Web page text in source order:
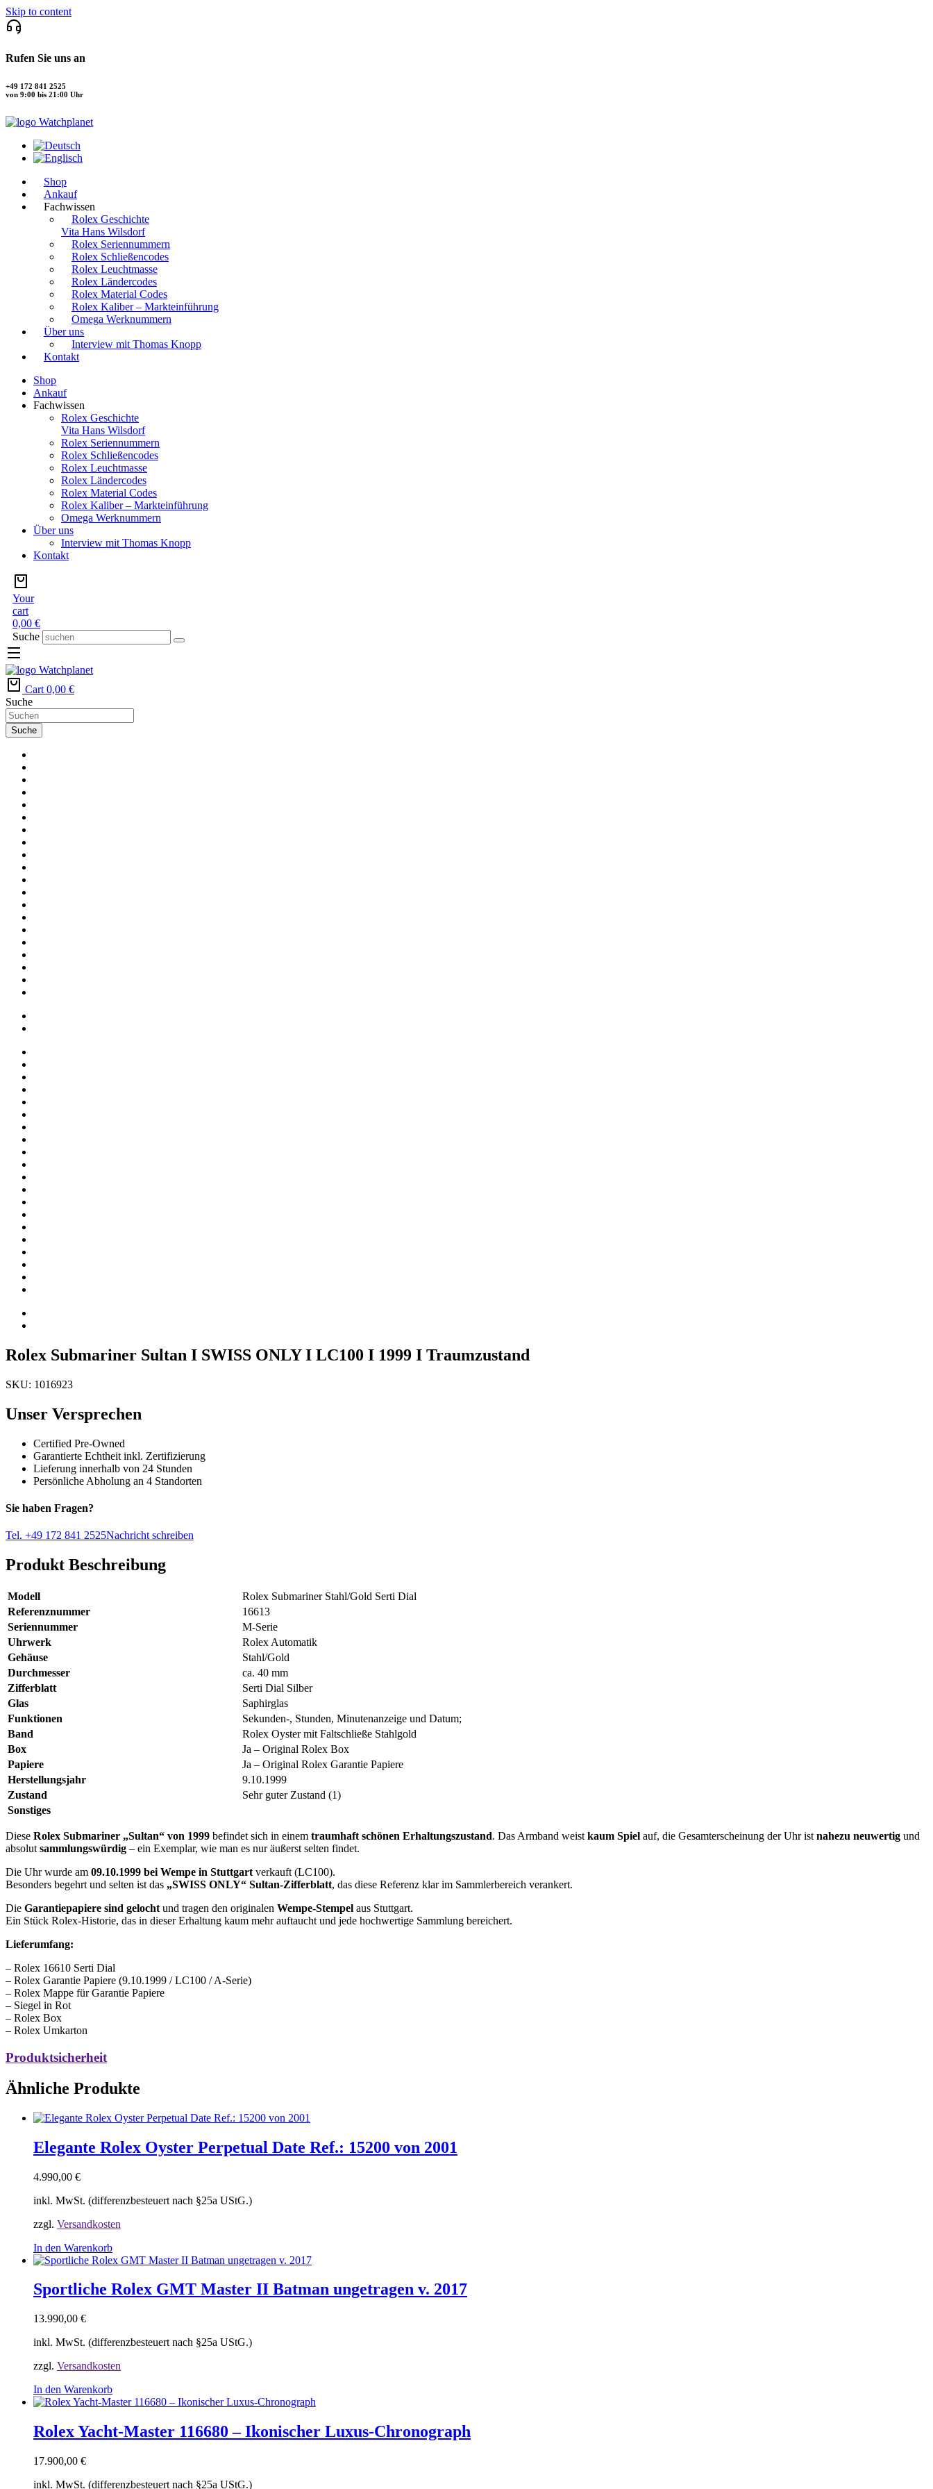
Skip to content
Rufen Sie uns an
+49 172 841 2525
von 9:00 bis 21:00 Uhr
Shop
Ankauf
Fachwissen
Rolex Geschichte
Vita Hans Wilsdorf
Rolex Seriennummern
Rolex Schließencodes
Rolex Leuchtmasse
Rolex Ländercodes
Rolex Material Codes
Rolex Kaliber – Markteinführung
Omega Werknummern
Über uns
Interview mit Thomas Knopp
Kontakt
Shop
Ankauf
Fachwissen
Rolex Geschichte
Vita Hans Wilsdorf
Rolex Seriennummern
Rolex Schließencodes
Rolex Leuchtmasse
Rolex Ländercodes
Rolex Material Codes
Rolex Kaliber – Markteinführung
Omega Werknummern
Über uns
Interview mit Thomas Knopp
Kontakt
Your
cart
0,00 €
Suche
Cart 0,00 €
Suche
Suche
Rolex Submariner Sultan I SWISS ONLY I LC100 I 1999 I Traumzustand
SKU: 1016923
Unser Versprechen
Certified Pre-Owned
Garantierte Echtheit inkl. Zertifizierung
Lieferung innerhalb von 24 Stunden
Persönliche Abholung an 4 Standorten
Sie haben Fragen?
Tel. +49 172 841 2525Nachricht schreiben
Produkt Beschreibung
Modell
Rolex Submariner Stahl/Gold Serti Dial
Referenznummer
16613
Seriennummer
M-Serie
Uhrwerk
Rolex Automatik
Gehäuse
Stahl/Gold
Durchmesser
ca. 40 mm
Zifferblatt
Serti Dial Silber
Glas
Saphirglas
Funktionen
Sekunden-, Stunden, Minutenanzeige und Datum;
Band
Rolex Oyster mit Faltschließe Stahlgold
Box
Ja – Original Rolex Box
Papiere
Ja – Original Rolex Garantie Papiere
Herstellungsjahr
9.10.1999
Zustand
Sehr guter Zustand (1)
Sonstiges
Diese Rolex Submariner „Sultan“ von 1999 befindet sich in einem traumhaft schönen Erhaltungszustand. Das Armband weist kaum Spiel auf, die Gesamterscheinung der Uhr ist nahezu neuwertig und
absolut sammlungswürdig – ein Exemplar, wie man es nur äußerst selten findet.
Die Uhr wurde am 09.10.1999 bei Wempe in Stuttgart verkauft (LC100).
Besonders begehrt und selten ist das „SWISS ONLY“ Sultan-Zifferblatt, das diese Referenz klar im Sammlerbereich verankert.
Die Garantiepapiere sind gelocht und tragen den originalen Wempe-Stempel aus Stuttgart.
Ein Stück Rolex-Historie, das in dieser Erhaltung kaum mehr auftaucht und jede hochwertige Sammlung bereichert.
Lieferumfang:
– Rolex 16610 Serti Dial
– Rolex Garantie Papiere (9.10.1999 / LC100 / A-Serie)
– Rolex Mappe für Garantie Papiere
– Siegel in Rot
– Rolex Box
– Rolex Umkarton
Produktsicherheit​
Ähnliche Produkte
Elegante Rolex Oyster Perpetual Date Ref.: 15200 von 2001
4.990,00 €
inkl. MwSt. (differenzbesteuert nach §25a UStG.)
zzgl. Versandkosten
In den Warenkorb
Sportliche Rolex GMT Master II Batman ungetragen v. 2017
13.990,00 €
inkl. MwSt. (differenzbesteuert nach §25a UStG.)
zzgl. Versandkosten
In den Warenkorb
Rolex Yacht-Master 116680 – Ikonischer Luxus-Chronograph
17.900,00 €
inkl. MwSt. (differenzbesteuert nach §25a UStG.)